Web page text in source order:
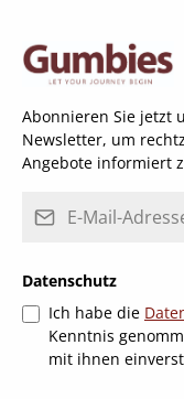
Abonnieren Sie jetzt
Newsletter, um
Angebote informiert
Datenschutz
Ich habe die
Kenntnis
mit ihnen